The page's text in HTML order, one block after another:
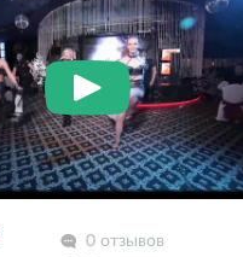
0 отзывов